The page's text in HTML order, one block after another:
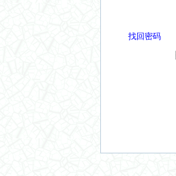
找回密码